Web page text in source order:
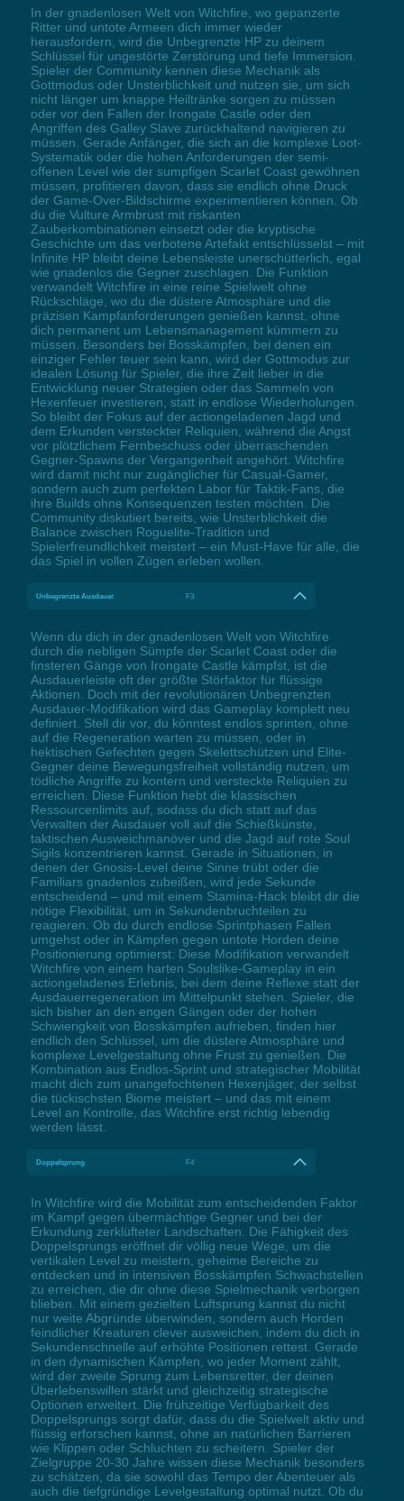
In der gnadenlosen Welt von Witchfire, wo gepanzerte
Ritter und untote Armeen dich immer wieder
herausfordern, wird die Unbegrenzte HP zu deinem
Schlüssel für ungestörte Zerstörung und tiefe Immersion.
Spieler der Community kennen diese Mechanik als
Gottmodus oder Unsterblichkeit und nutzen sie, um sich
nicht länger um knappe Heiltränke sorgen zu müssen
oder vor den Fallen der Irongate Castle oder den
Angriffen des Galley Slave zurückhaltend navigieren zu
müssen. Gerade Anfänger, die sich an die komplexe Loot-
Systematik oder die hohen Anforderungen der semi-
offenen Level wie der sumpfigen Scarlet Coast gewöhnen
müssen, profitieren davon, dass sie endlich ohne Druck
der Game-Over-Bildschirme experimentieren können. Ob
du die Vulture Armbrust mit riskanten
Zauberkombinationen einsetzt oder die kryptische
Geschichte um das verbotene Artefakt entschlüsselst – mit
Infinite HP bleibt deine Lebensleiste unerschütterlich, egal
wie gnadenlos die Gegner zuschlagen. Die Funktion
verwandelt Witchfire in eine reine Spielwelt ohne
Rückschläge, wo du die düstere Atmosphäre und die
präzisen Kampfanforderungen genießen kannst, ohne
dich permanent um Lebensmanagement kümmern zu
müssen. Besonders bei Bosskämpfen, bei denen ein
einziger Fehler teuer sein kann, wird der Gottmodus zur
idealen Lösung für Spieler, die ihre Zeit lieber in die
Entwicklung neuer Strategien oder das Sammeln von
Hexenfeuer investieren, statt in endlose Wiederholungen.
So bleibt der Fokus auf der actiongeladenen Jagd und
dem Erkunden versteckter Reliquien, während die Angst
vor plötzlichem Fernbeschuss oder überraschenden
Gegner-Spawns der Vergangenheit angehört. Witchfire
wird damit nicht nur zugänglicher für Casual-Gamer,
sondern auch zum perfekten Labor für Taktik-Fans, die
ihre Builds ohne Konsequenzen testen möchten. Die
Community diskutiert bereits, wie Unsterblichkeit die
Balance zwischen Roguelite-Tradition und
Spielerfreundlichkeit meistert – ein Must-Have für alle, die
das Spiel in vollen Zügen erleben wollen.
Unbegrenzte Ausdauer F3
Wenn du dich in der gnadenlosen Welt von Witchfire
durch die nebligen Sümpfe der Scarlet Coast oder die
finsteren Gänge von Irongate Castle kämpfst, ist die
Ausdauerleiste oft der größte Störfaktor für flüssige
Aktionen. Doch mit der revolutionären Unbegrenzten
Ausdauer-Modifikation wird das Gameplay komplett neu
definiert. Stell dir vor, du könntest endlos sprinten, ohne
auf die Regeneration warten zu müssen, oder in
hektischen Gefechten gegen Skelettschützen und Elite-
Gegner deine Bewegungsfreiheit vollständig nutzen, um
tödliche Angriffe zu kontern und versteckte Reliquien zu
erreichen. Diese Funktion hebt die klassischen
Ressourcenlimits auf, sodass du dich statt auf das
Verwalten der Ausdauer voll auf die Schießkünste,
taktischen Ausweichmanöver und die Jagd auf rote Soul
Sigils konzentrieren kannst. Gerade in Situationen, in
denen der Gnosis-Level deine Sinne trübt oder die
Familiars gnadenlos zubeißen, wird jede Sekunde
entscheidend – und mit einem Stamina-Hack bleibt dir die
nötige Flexibilität, um in Sekundenbruchteilen zu
reagieren. Ob du durch endlose Sprintphasen Fallen
umgehst oder in Kämpfen gegen untote Horden deine
Positionierung optimierst: Diese Modifikation verwandelt
Witchfire von einem harten Soulslike-Gameplay in ein
actiongeladenes Erlebnis, bei dem deine Reflexe statt der
Ausdauerregeneration im Mittelpunkt stehen. Spieler, die
sich bisher an den engen Gängen oder der hohen
Schwierigkeit von Bosskämpfen aufrieben, finden hier
endlich den Schlüssel, um die düstere Atmosphäre und
komplexe Levelgestaltung ohne Frust zu genießen. Die
Kombination aus Endlos-Sprint und strategischer Mobilität
macht dich zum unangefochtenen Hexenjäger, der selbst
die tückischsten Biome meistert – und das mit einem
Level an Kontrolle, das Witchfire erst richtig lebendig
werden lässt.
Doppelsprung F4
In Witchfire wird die Mobilität zum entscheidenden Faktor
im Kampf gegen übermächtige Gegner und bei der
Erkundung zerklüfteter Landschaften. Die Fähigkeit des
Doppelsprungs eröffnet dir völlig neue Wege, um die
vertikalen Level zu meistern, geheime Bereiche zu
entdecken und in intensiven Bosskämpfen Schwachstellen
zu erreichen, die dir ohne diese Spielmechanik verborgen
blieben. Mit einem gezielten Luftsprung kannst du nicht
nur weite Abgründe überwinden, sondern auch Horden
feindlicher Kreaturen clever ausweichen, indem du dich in
Sekundenschnelle auf erhöhte Positionen rettest. Gerade
in den dynamischen Kämpfen, wo jeder Moment zählt,
wird der zweite Sprung zum Lebensretter, der deinen
Überlebenswillen stärkt und gleichzeitig strategische
Optionen erweitert. Die frühzeitige Verfügbarkeit des
Doppelsprungs sorgt dafür, dass du die Spielwelt aktiv und
flüssig erforschen kannst, ohne an natürlichen Barrieren
wie Klippen oder Schluchten zu scheitern. Spieler der
Zielgruppe 20-30 Jahre wissen diese Mechanik besonders
zu schätzen, da sie sowohl das Tempo der Abenteuer als
auch die tiefgründige Levelgestaltung optimal nutzt. Ob du